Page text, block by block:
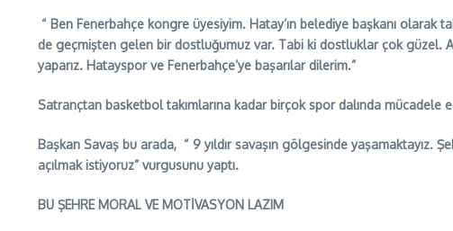
“ Ben Fenerbahçe kongre üyesiyim. Hatay’ın belediye başkanı
de geçmişten gelen bir dostluğumuz var. Tabi ki dostluklar çok güzel.
yaparız. Hatayspor ve Fenerbahçe’ye başarılar dilerim.”
Satrançtan basketbol takımlarına kadar birçok spor dalında mücadele
Başkan Savaş bu arada, “ 9 yıldır savaşın gölgesinde yaşamaktayız.
açılmak istiyoruz” vurgusunu yaptı.
BU ŞEHRE MORAL VE MOTİVASYON LAZIM